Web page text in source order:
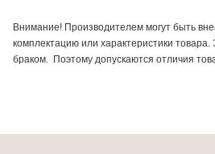
Внимание! Производителем могут быть
комплектацию или характеристики товара.
браком. Поэтому допускаются отличия